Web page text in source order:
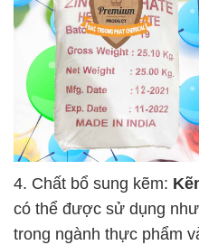
4. Chất bổ sung kẽm:
có thể được sử dụng
trong ngành thực phẩm